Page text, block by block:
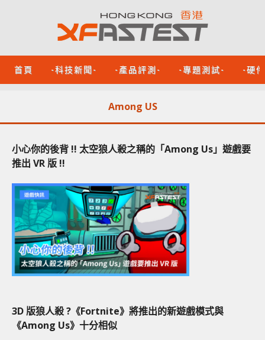
首頁 -科技新聞- -產品評測- -專題測試- -硬
Among US
小心你的後背 !! 太空狼人殺之稱的「Among Us」遊戲要
推出 VR 版 !!
3D 版狼人殺 ?《Fortnite》將推出的新遊戲模式與
《Among Us》十分相似